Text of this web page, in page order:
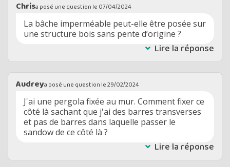
Chrisa posé une question le 07/04/2024
La bâche imperméable peut-elle être posée sur
une structure bois sans pente d’origine ?
Lire la réponse
Audreya posé une question le29/02/2024
J'ai une pergola fixée au mur. Comment fixer ce
côté là sachant que j'ai des barres transverses
et pas de barres dans laquelle passer le
sandow de ce côté là ?
Lire la réponse